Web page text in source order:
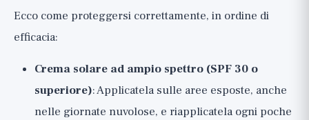
Ecco come proteggersi correttamente, in ordine di
efficacia:
Crema solare ad ampio spettro (SPF 30 o
superiore): Applicatela sulle aree esposte, anche
nelle giornate nuvolose, e riapplicatela ogni poche